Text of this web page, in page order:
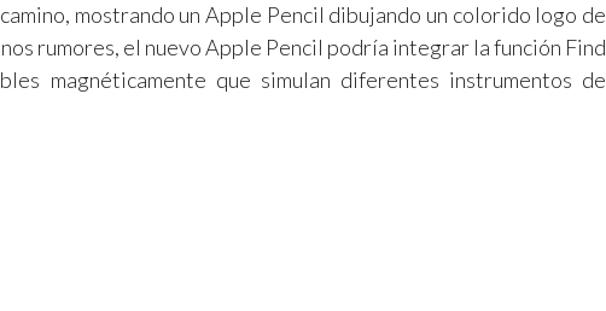
mostrando un Apple Pencil dibujando un colorido logo de
rumores, el nuevo Apple Pencil podría integrar la función Find
magnéticamente que simulan diferentes instrumentos de